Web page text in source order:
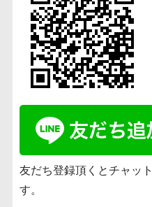
友だち登録頂くとチャッ
す。